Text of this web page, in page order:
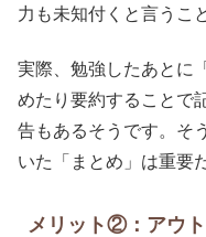
力も未知付くと言うこ
実際、勉強したあとに「
めたり要約することで
告もあるそうです。そ
いた「まとめ」は重要
メリット②：アウ